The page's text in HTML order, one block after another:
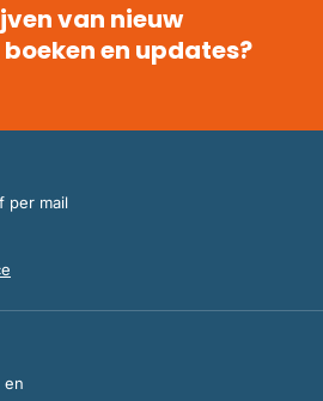
van nieuw
en updates?
per mail
en